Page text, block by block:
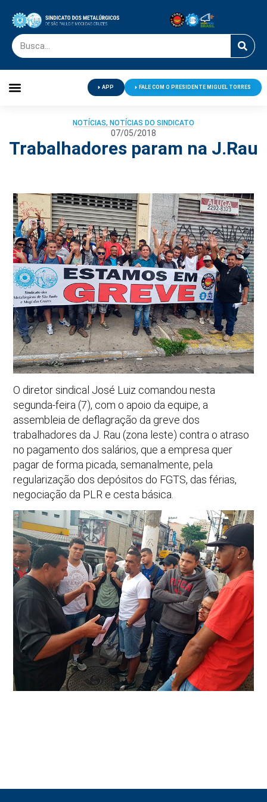
APP FALE COM O PRESIDENTE MIGUEL TORRES
NOTÍCIAS, NOTÍCIAS DO SINDICATO
07/05/2018
Trabalhadores param na J.Rau
O diretor sindical José Luiz comandou nesta
segunda-feira (7), com o apoio da equipe, a
assembleia de deflagração da greve dos
trabalhadores da J. Rau (zona leste) contra o atraso
no pagamento dos salários, que a empresa quer
pagar de forma picada, semanalmente, pela
regularização dos depósitos do FGTS, das férias,
negociação da PLR e cesta básica.